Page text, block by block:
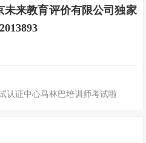
来教育评价有限公司独家
认证中心马林巴培训师考试啦